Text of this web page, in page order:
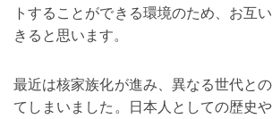
トすることができる環境のため、お互
きると思います。
最近は核家族化が進み、異なる世代と
てしまいました。日本人としての歴史